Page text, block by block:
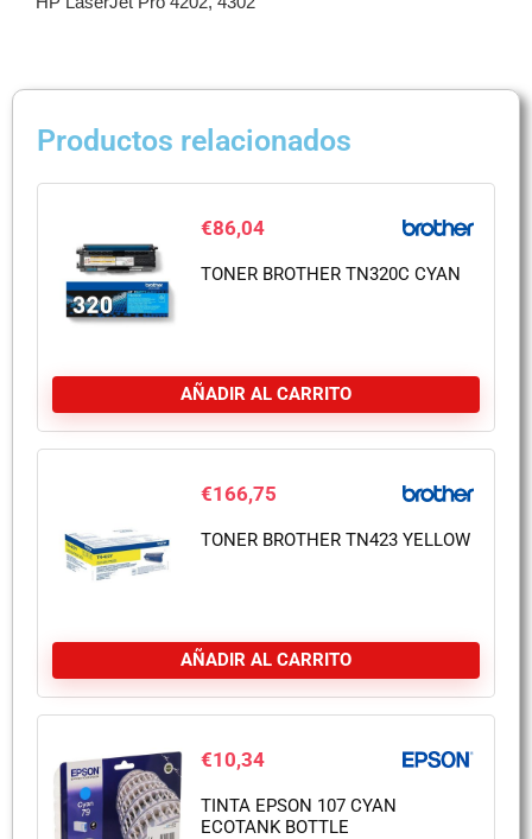
Productos relacionados
€86,04
TONER BROTHER TN320C CYAN
AÑADIR AL CARRITO
€166,75
TONER BROTHER TN423 YELLOW
AÑADIR AL CARRITO
€10,34
TINTA EPSON 107 CYAN
ECOTANK BOTTLE